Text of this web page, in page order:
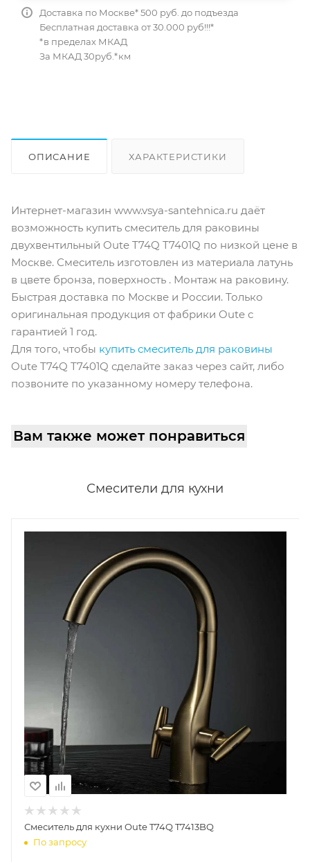
Доставка по Москве* 500 руб. до подъезда
Бесплатная доставка от 30.000 руб!!!*
*в пределах МКАД
За МКАД 30руб.*км
ОПИСАНИЕ ХАРАКТЕРИСТИКИ
Интернет-магазин www.vsya-santehnica.ru даёт
возможность купить смеситель для раковины
двухвентильный Oute T74Q T7401Q по низкой цене в
Москве. Смеситель изготовлен из материала латунь
в цвете бронза, поверхность . Монтаж на раковину.
Быстрая доставка по Москве и России. Только
оригинальная продукция от фабрики Oute с
гарантией 1 год.
Для того, чтобы купить смеситель для раковины
Oute T74Q T7401Q сделайте заказ через сайт, либо
позвоните по указанному номеру телефона.
Вам также может понравиться
Смесители для кухни
Смеситель для кухни Oute T74Q T7413BQ
По запросу